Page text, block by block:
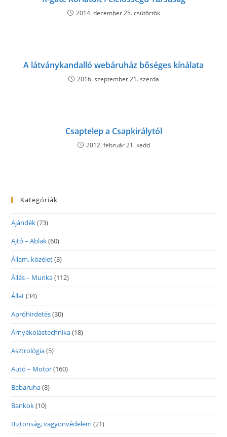
2014. december 25. csütörtök
A látványkandalló webáruház bőséges kínálata
2016. szeptember 21. szerda
Csaptelep a Csapkirálytól
2012. február 21. kedd
Kategóriák
Ajándék(73)
Ajtó – Ablak(60)
Állam, közélet(3)
Állás – Munka(112)
Állat(34)
Apróhirdetés(30)
Árnyékolástechnika(18)
Asztrológia(5)
Autó – Motor(160)
Babaruha(8)
Bankok(10)
Biztonság, vagyonvédelem (21)